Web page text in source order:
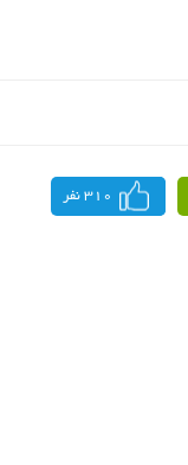
310 نفر